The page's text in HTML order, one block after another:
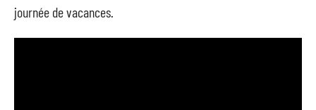
journée de vacances.